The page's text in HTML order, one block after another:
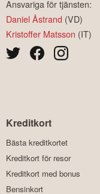
Ansvariga för tjänsten:
Daniel Åstrand (VD)
Kristoffer Matsson (IT)
Kreditkort
Bästa kreditkortet
Kreditkort för resor
Kreditkort med bonus
Bensinkort